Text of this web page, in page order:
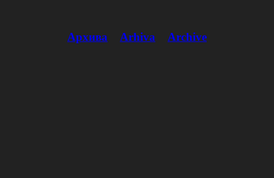
Архива Arhiva Archive